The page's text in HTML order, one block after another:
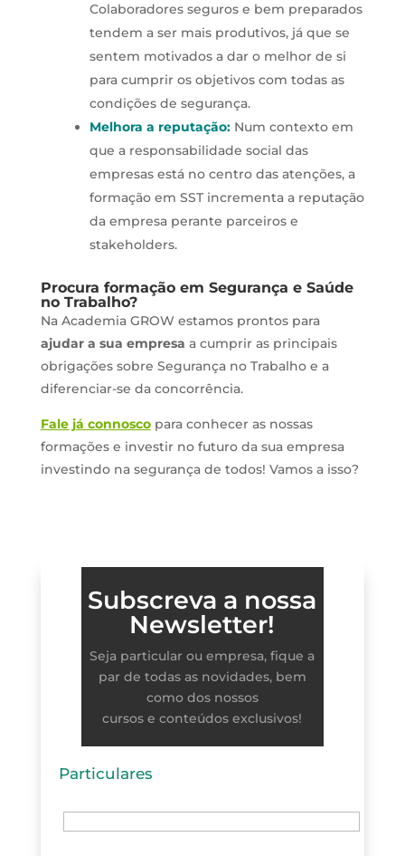
Colaboradores seguros e bem preparados
tendem a ser mais produtivos, já que se
sentem motivados a dar o melhor de si
para cumprir os objetivos com todas as
condições de segurança.
Melhora a reputação: Num contexto em
que a responsabilidade social das
empresas está no centro das atenções, a
formação em SST incrementa a reputação
da empresa perante parceiros e
stakeholders.
Procura formação em Segurança e Saúde
no Trabalho?
Na Academia GROW estamos prontos para
ajudar a sua empresa a cumprir as principais
obrigações sobre Segurança no Trabalho e a
diferenciar-se da concorrência.
Fale já connoscopara conhecer as nossas
formações e investir no futuro da sua empresa
investindo na segurança de todos! Vamos a isso?
Subscreva a nossa
Newsletter!
Seja particular ou empresa, fique a
par de todas as novidades, bem
como dos nossos
cursos e conteúdos exclusivos!
Particulares